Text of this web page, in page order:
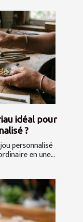
idéal pour
?
personnalisé
en une...